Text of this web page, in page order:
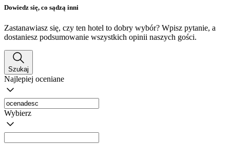
Dowiedz się, co sądzą inni
Zastanawiasz się, czy ten hotel to dobry wybór? Wpisz pytanie, a
dostaniesz podsumowanie wszystkich opinii naszych gości.
Szukaj
Najlepiej oceniane
Wybierz